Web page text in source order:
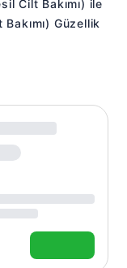
Cilt Bakımı) ile
Güzellik